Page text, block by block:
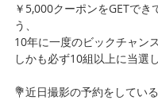
￥5,000クーポンをGETでき
う、
10年に一度のビックチャンス
しかも必ず10組以上に当選
💐近日撮影の予約をしてい